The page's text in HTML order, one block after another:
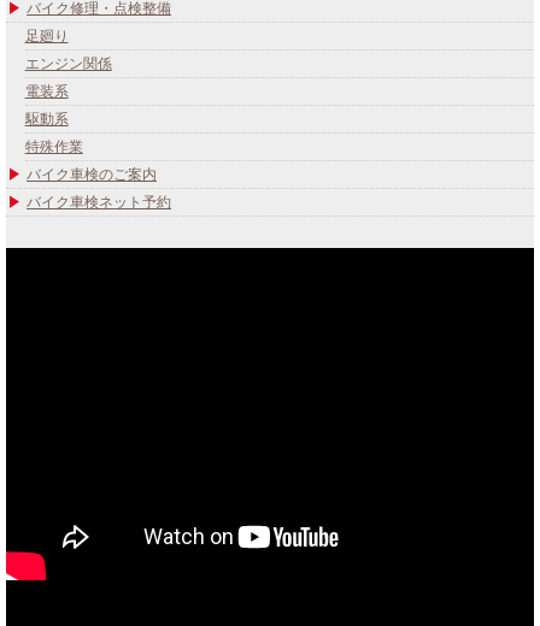
バイク修理・点検整備
足廻り
エンジン関係
電装系
駆動系
特殊作業
バイク車検のご案内
バイク車検ネット予約